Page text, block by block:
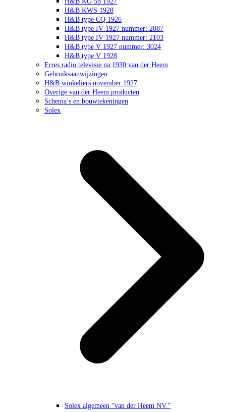
H&B KWS 1928
H&B type CQ 1926
H&B type IV 1927 nummer: 2087
H&B type IV 1927 nummer: 2103
H&B type V 1927 nummer: 3024
H&B type V 1928
Erres radio televisie na 1930 van der Heem
Gebruiksaanwijzingen
H&B winkeliers november 1927
Overige van der Heem producten
Schema’s en bouwtekeningen
Solex
Solex algemeen “van der Heem NV.”